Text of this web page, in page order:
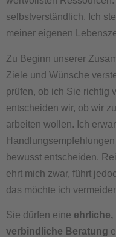
selbstverständlich. Ich
meiner eigenen
Zu Beginn unserer
Ziele und Wünsche
prüfen, ob ich Sie richtig
entscheiden wir, ob wir
arbeiten wollen. Ich
bewusst entscheiden.
ehrt mich zwar, führt
das möchte ich
Sie dürfen eine ehrliche,
verbindliche Beratung